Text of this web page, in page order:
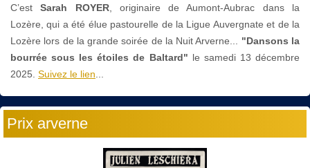
C’estSarah ROYER, originaire de Aumont-Aubrac dans la
Lozère, qui a été élue pastourelle de la Ligue Auvergnate et de la
Lozère lors de la grande soirée de la Nuit Arverne... "Dansons la
bourrée sous les étoiles de Baltard" le samedi 13 décembre
2025. Suivez le lien...
Prix arverne